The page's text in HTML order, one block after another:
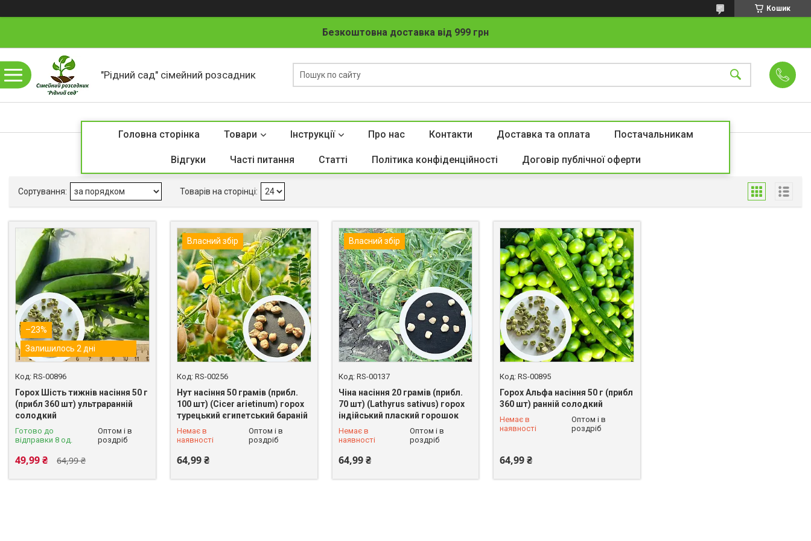
Кошик
Безкоштовна доставка від 999 грн
"Рідний сад" сімейний розсадник
Головна сторінка Товари Інструкції Про нас Контакти Доставка та оплата Постачальникам
Відгуки Часті питання Статті Політика конфіденційності Договір публічної оферти
Насіння гороху
–23%
Залишилось 2 дні
RS-00896
Горох Шість тижнів насіння 50 г
(прибл 360 шт) ультраранній
солодкий
Готово до
відправки 8 од.
Оптом і в
роздріб
64,99 ₴
49,99 ₴
Власний збір
RS-00256
Нут насіння 50 грамів (прибл.
100 шт) (Cicer arietinum) горох
турецький єгипетський бараній
Немає в
наявності
Оптом і в
роздріб
64,99 ₴
0 (800) 33-54-74
Власний збір
RS-00137
Чіна насіння 20 грамів (прибл.
70 шт) (Lathyrus sativus) горох
індійський плаский горошок
Немає в
наявності
Оптом і в
роздріб
64,99 ₴
0 (800) 33-54-74
RS-00895
Горох Альфа насіння 50 г (прибл
360 шт) ранній солодкий
Немає в
наявності
Оптом і в
роздріб
64,99 ₴
0 (800) 33-54-74